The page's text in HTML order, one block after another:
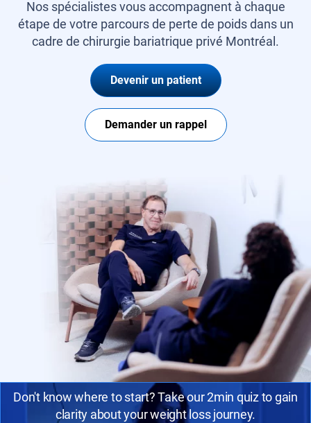
Nos spécialistes vous accompagnent à chaque
étape de votre parcours de perte de poids dans un
cadre de chirurgie bariatrique privé Montréal.
Devenir un patient
Demander un rappel
Don't know where to start? Take our 2min quiz to gain
clarity about your weight loss journey.